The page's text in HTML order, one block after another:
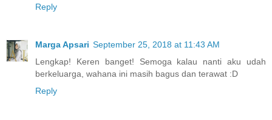
Reply
Marga Apsari September 25, 2018 at 11:43 AM
Lengkap! Keren banget! Semoga kalau nanti aku udah
berkeluarga, wahana ini masih bagus dan terawat :D
Reply